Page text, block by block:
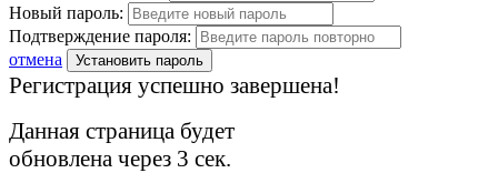
Новый пароль:
Подтверждение пароля:
отмена
Установить пароль
Регистрация успешно завершена!
Данная страница будет
обновлена через 3 сек.